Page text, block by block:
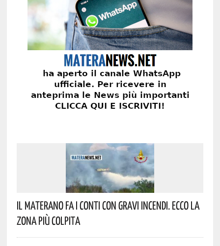
Il Materano Fa I Conti Con Gravi Incendi. Ecco La
Zona Più Colpita